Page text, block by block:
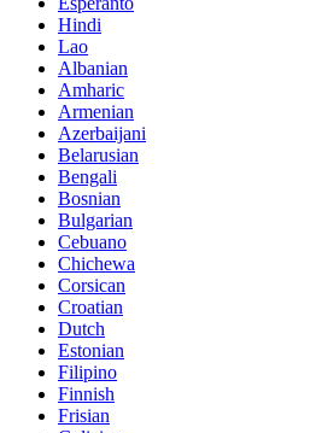
Hindi
Lao
Albanian
Amharic
Armenian
Azerbaijani
Belarusian
Bengali
Bosnian
Bulgarian
Cebuano
Chichewa
Corsican
Croatian
Dutch
Estonian
Filipino
Finnish
Frisian